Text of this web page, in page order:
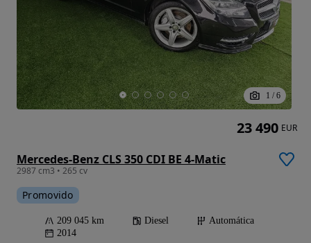
1 / 6
Mercedes-Benz CLS 350 CDI BE 4-Matic
2987 cm3 • 265 cv
Promovido
209 045 km Diesel
Automática
2014
23 490 EUR